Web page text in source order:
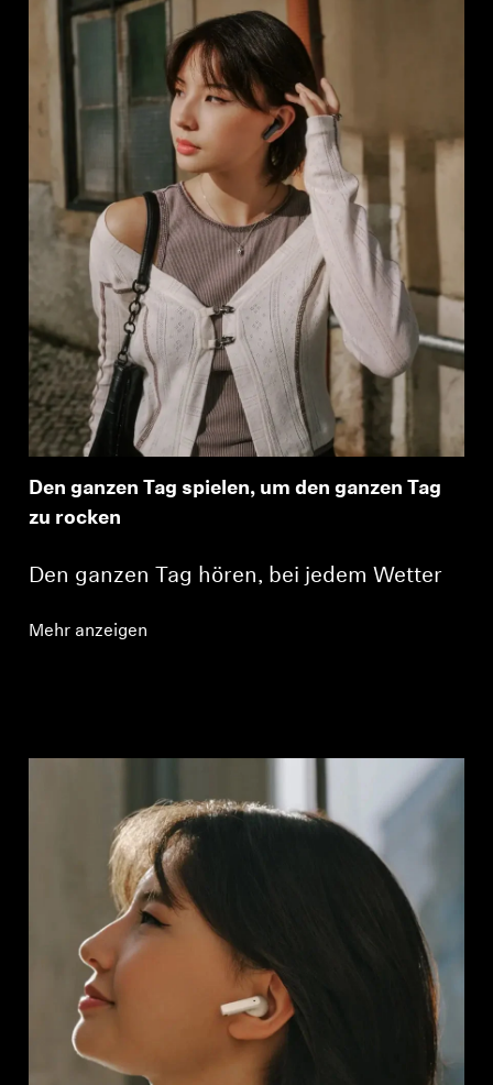
Den ganzen Tag spielen, um den ganzen Tag
zu rocken
Den ganzen Tag hören, bei jedem Wetter
Mehr anzeigen